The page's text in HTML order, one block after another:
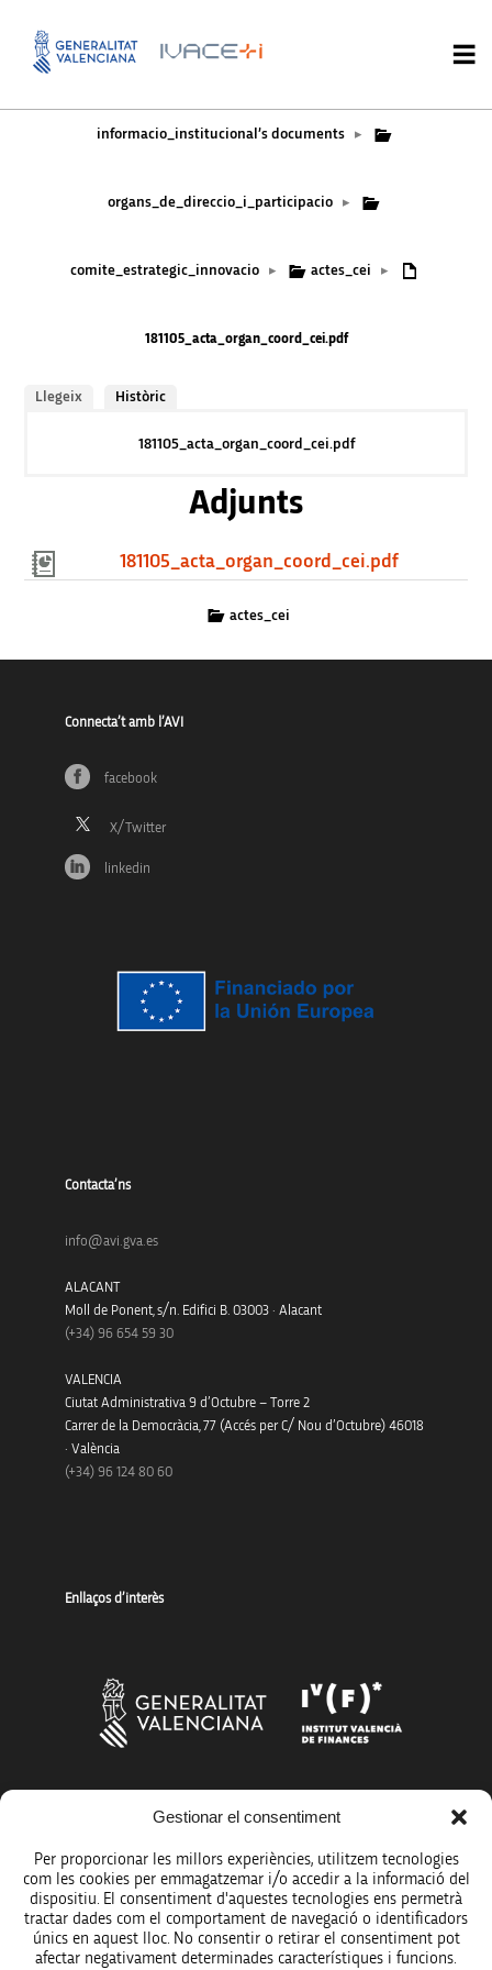
Gestionar el consentiment
Per proporcionar les millors experiències, utilitzem tecnologies
com les cookies per emmagatzemar i/o accedir a la informació del
dispositiu. El consentiment d'aquestes tecnologies ens permetrà
tractar dades com el comportament de navegació o identificadors
únics en aquest lloc. No consentir o retirar el consentiment pot
afectar negativament determinades característiques i funcions.
informacio_institucional’s documents ▸
organs_de_direccio_i_participacio ▸
comite_estrategic_innovacio ▸ actes_cei ▸
181105_acta_organ_coord_cei.pdf
Llegeix Històric
181105_acta_organ_coord_cei.pdf
Adjunts
181105_acta_organ_coord_cei.pdf
actes_cei
Connecta’t amb l’AVI
facebook
linkedin
Contacta’ns
info@avi.gva.es
ALACANT
Moll de Ponent, s/n. Edifici B. 03003 · Alacant
(+34) 96 654 59 30
VALENCIA
Ciutat Administrativa 9 d’Octubre – Torre 2
Carrer de la Democràcia, 77 (Accés per C/ Nou d’Octubre) 46018
· València
(+34) 96 124 80 60
Enllaços d’interès
Més organismes de suport a la innovació
Avís legal